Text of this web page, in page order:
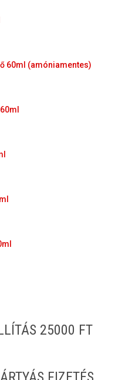
60ml (amóniamentes)
25000 FT